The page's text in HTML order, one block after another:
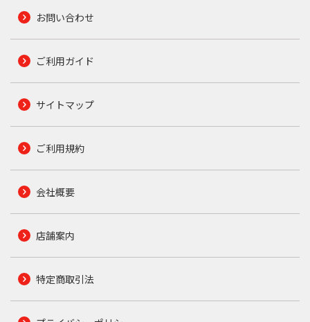
お問い合わせ
ご利用ガイド
サイトマップ
ご利用規約
会社概要
店舗案内
特定商取引法